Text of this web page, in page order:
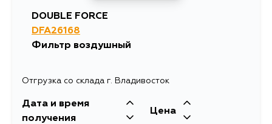
DOUBLE FORCE
DFA26168
Фильтр воздушный
Отгрузка со склада г. Владивосток
Дата и время
получения
Цена